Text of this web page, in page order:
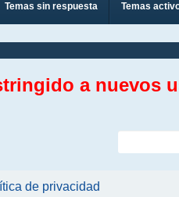
Temas sin respuesta Temas
a nuevos
de privacidad